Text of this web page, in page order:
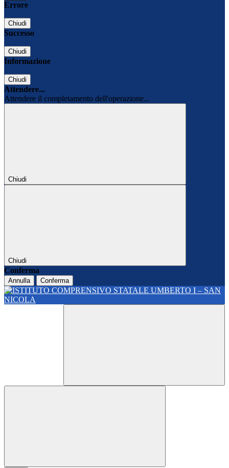
Errore
Chiudi
Successo
Chiudi
Informazione
Chiudi
Attendere...
Attendere il completamento dell'operazione...
Chiudi
Chiudi
Conferma
Annulla Conferma